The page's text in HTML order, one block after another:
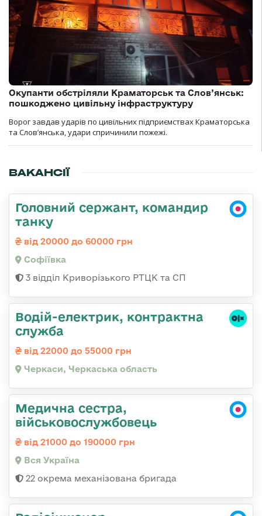
Окупанти обстріляли Краматорськ та Слов’янськ:
пошкоджено цивільну інфраструктуру
Ворог завдав ударів по цивільних підприємствах Краматорська
та Слов’янська, удари спричинили пожежі.
ВАКАНСІЇ
Головний сержант, командир
танку
від 20000 до 60000 грн
Софіївка
3 відділ Криворізького РТЦК та СП
Водій-електрик, контрактна
служба
від 22000 до 55000 грн
Черкаси, Черкаська область
Медична сестра,
військовослужбовець
від 21000 до 190000 грн
Вся Україна
22 окрема механізована бригада